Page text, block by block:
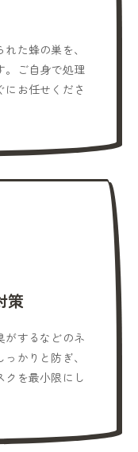
た蜂の巣を、
。ご自身で処理
お任せくださ
策
がするなどのネ
かりと防ぎ、
クを最小限にし